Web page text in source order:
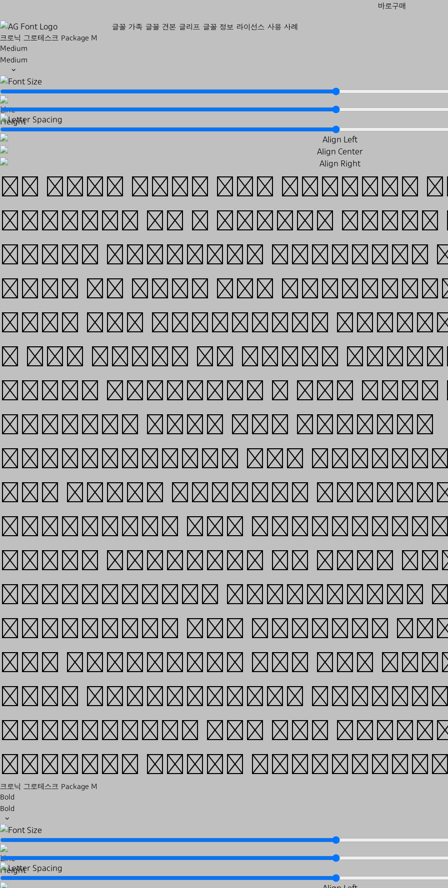
바로구매
글꼴 가족 글꼴 견본 글리프 글꼴 정보 라이선스 사용 사례
크로닉 그로테스크 Package M
Medium
Medium
We hope that our website
glimpse of a future where
fully embraces digital.
this is just the
just two explorers
a new world of type,
about creating a new type
believe that our website
demonstrates the passion
our work, through
progress, and
Going forward, we will
prototyping processes,
languages and graphic
and transpose our new
into interfaces, layouts
universes. You can
project here: lo-
크로닉 그로테스크 Package M
Bold
Bold